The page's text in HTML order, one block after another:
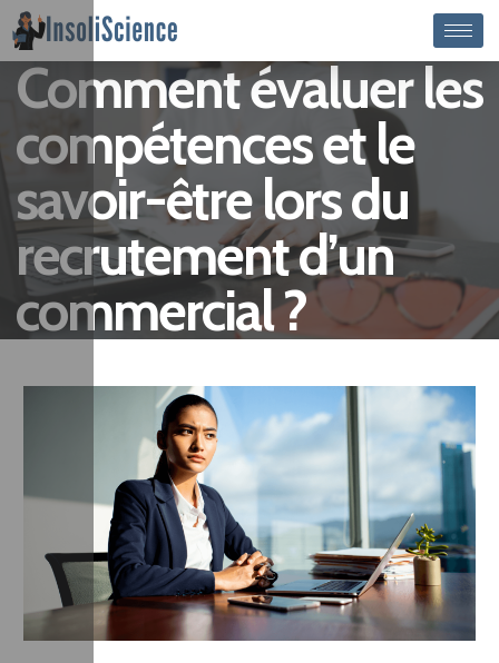
Comment évaluer les
compétences et le
savoir-être lors du
recrutement d’un
commercial ?